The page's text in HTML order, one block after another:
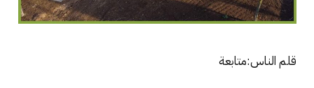
قلم الناس:متابعة